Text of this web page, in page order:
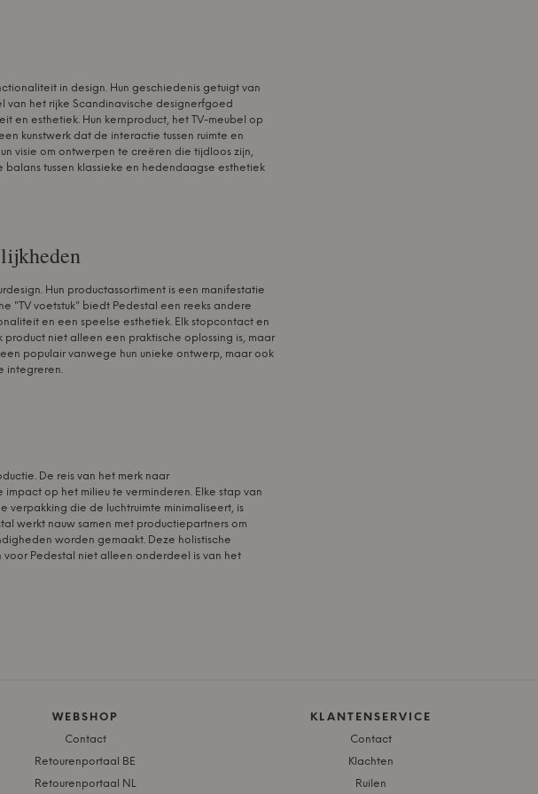
in design. Hun geschiedenis getuigt van
het rijke Scandinavische designerfgoed
en esthetiek. Hun kernproduct, het TV-meubel op
kunstwerk dat de interactie tussen ruimte en
visie om ontwerpen te creëren die tijdloos zijn,
tussen klassieke en hedendaagse esthetiek
Hun productassortiment is een manifestatie
"TV voetstuk" biedt Pedestal een reeks andere
en een speelse esthetiek. Elk stopcontact en
niet alleen een praktische oplossing is, maar
populair vanwege hun unieke ontwerp, maar ook
integreren.
De reis van het merk naar
op het milieu te verminderen. Elke stap van
verpakking die de luchtruimte minimaliseert, is
werkt nauw samen met productiepartners om
worden gemaakt. Deze holistische
Pedestal niet alleen onderdeel is van het
WEBSHOP
Contact
Retourenportaal BE
Retourenportaal NL
KLANTENSERVICE
Contact
Klachten
Ruilen